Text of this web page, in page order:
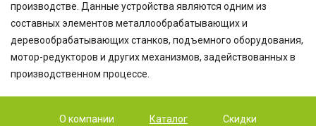
производстве. Данные устройства являются одним из
составных элементов металлообрабатывающих и
деревообрабатывающих станков, подъемного оборудования,
мотор-редукторов и других механизмов, задействованных в
производственном процессе.
О компании Каталог Скидки